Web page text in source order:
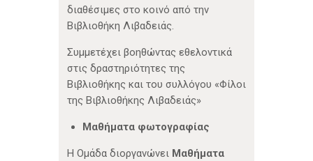
διαθέσιμες στο κοινό από την
Βιβλιοθήκη Λιβαδειάς.
Συμμετέχει βοηθώντας εθελοντικά
στις δραστηριότητες της
Βιβλιοθήκης και του συλλόγου «Φίλοι
της Βιβλιοθήκης Λιβαδειάς»
Μαθήματα φωτογραφίας
Η Ομάδα διοργανώνει Μαθήματα